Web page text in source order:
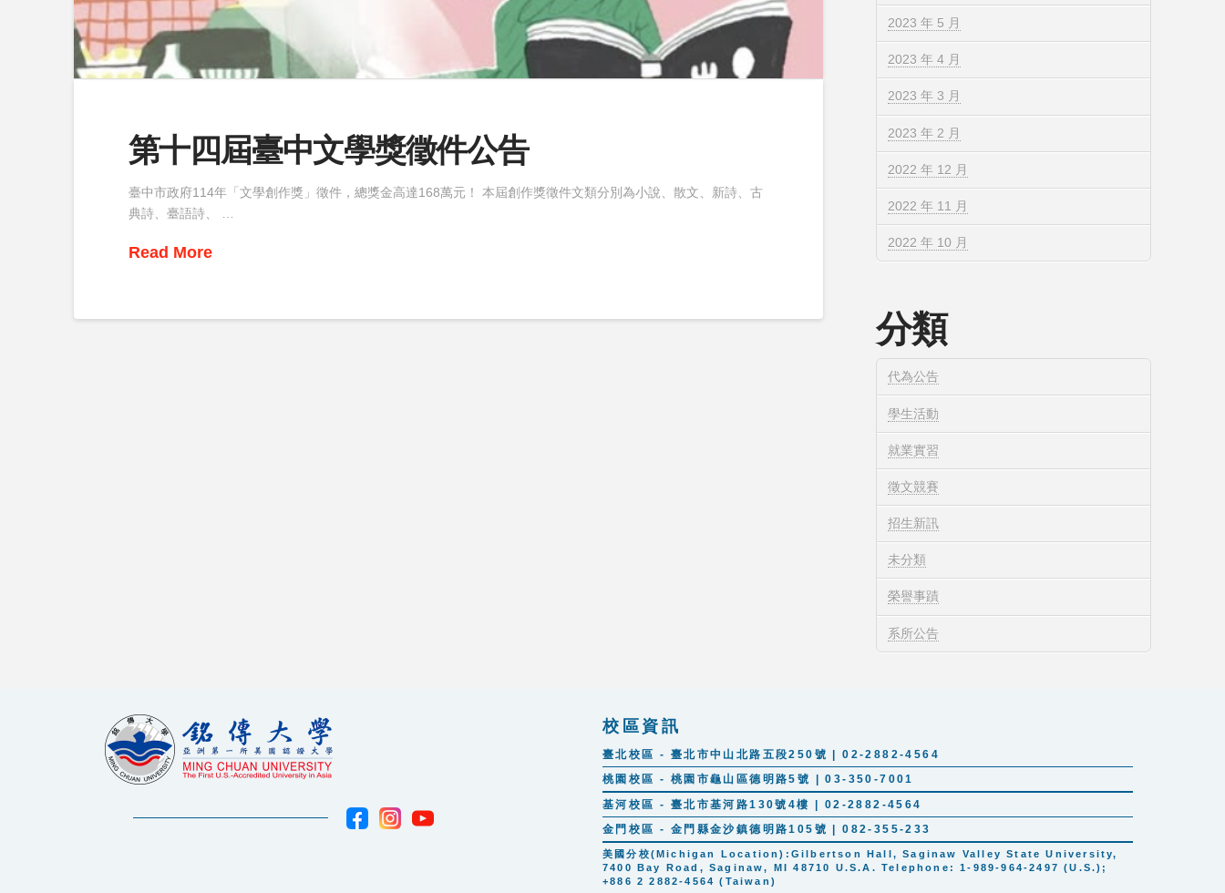
第十四屆臺中文學獎徵件公告
臺中市政府114年「文學創作獎」徵件，總獎金高達168萬元！ 本屆創作獎徵件文類分別為小說、散文、新詩、古
典詩、臺語詩、 …
Read More
2023 年 5 月
2023 年 4 月
2023 年 3 月
2023 年 2 月
2022 年 12 月
2022 年 11 月
2022 年 10 月
分類
代為公告
學生活動
就業實習
徵文競賽
招生新訊
未分類
榮譽事蹟
系所公告
校區資訊
臺北校區 - 臺北市中山北路五段250號 | 02-2882-4564
桃園校區 - 桃園市龜山區德明路5號 | 03-350-7001
基河校區 - 臺北市基河路130號4樓 | 02-2882-4564
金門校區 - 金門縣金沙鎮德明路105號 | 082-355-233
美國分校(Michigan Location):Gilbertson Hall, Saginaw Valley State University,
7400 Bay Road, Saginaw, MI 48710 U.S.A. Telephone: 1-989-964-2497 (U.S.);
+886 2 2882-4564 (Taiwan)